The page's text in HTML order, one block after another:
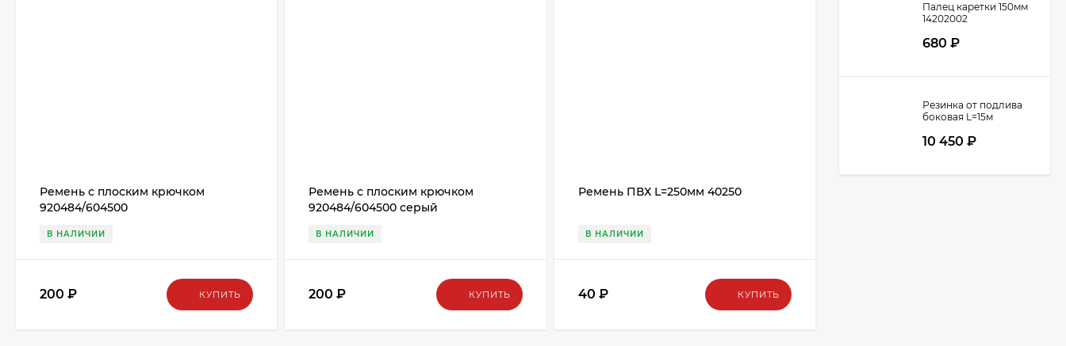
Ремень с плоским крючком
920484/604500
В НАЛИЧИИ
200 ₽ КУПИТЬ
Ремень с плоским крючком
920484/604500 серый
В НАЛИЧИИ
200₽ КУПИТЬ
Ремень ПВХ L=250мм 40250
В НАЛИЧИИ
40 ₽ КУПИТЬ
Палец каретки 150мм
14202002
680 ₽
Резинка от подлива
боковая L=15м
10 450 ₽